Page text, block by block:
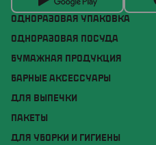
ОДНОРАЗОВАЯ УПАКОВКА
ОДНОРАЗОВАЯ ПОСУДА
БУМАЖНАЯ ПРОДУКЦИЯ
БАРНЫЕ АКСЕССУАРЫ
ДЛЯ ВЫПЕЧКИ
ПАКЕТЫ
ДЛЯ УБОРКИ И ГИГИЕНЫ